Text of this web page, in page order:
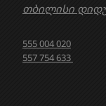
თბილისი
555 004 020
557 754 633